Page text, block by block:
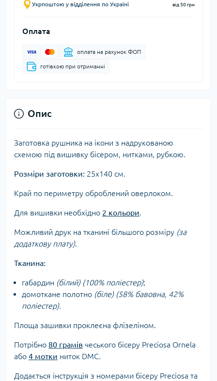
Укрпоштою у відділення по Україні від 50 грн
Оплата
оплата на рахунок ФОП
готівкою при отриманні
Опис
Заготовка рушника на ікони з надрукованою
схемою під вишивку бісером, нитками, рубкою.
Розміри заготовки: 25х140 см.
Край по периметру оброблений оверлоком.
Для вишивки необхідно 2 кольори.
Можливий друк на тканині більшого розміру (за
додаткову плату).
Тканина:
габардин (білий) (100% поліестер);
домоткане полотно (біле) (58% бавовна, 42%
поліестер).
Площа зашивки проклеєна флізеліном.
Потрібно 80 грамів чеського бісеру Preciosa Ornela
або 4 мотки ниток DMC.
Додається інструкція з номерами бісеру Preciosa та